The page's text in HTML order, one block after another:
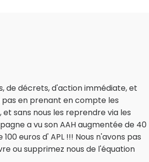
de décrets, d'action immédiate, et
en prenant en compte les
sans nous les reprendre via les
a vu son AAH augmentée de 40
euros d' APL !!! Nous n'avons pas
ou supprimez nous de l'équation